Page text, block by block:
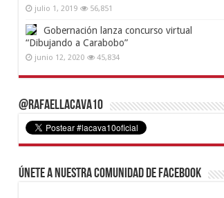
julio 1, 2019 56,851
Gobernación lanza concurso virtual
“Dibujando a Carabobo”
junio 12, 2020 45,834
@RafaelLacava10
Únete a nuestra comunidad de Facebook